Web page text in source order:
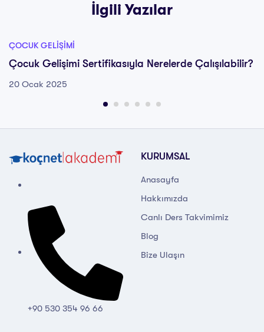
İlgili Yazılar
ÇOCUK GELIŞIMI
Çocuk Gelişimi Sertifikasıyla Nerelerde Çalışılabilir?
20 Ocak 2025
+90 530 354 96 66
KURUMSAL
Anasayfa
Hakkımızda
Canlı Ders Takvimimiz
Blog
Bize Ulaşın